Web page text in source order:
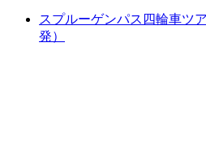
スプルーゲンパス四輪車ツ
発）